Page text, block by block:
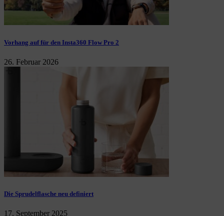
Vorhang auf für den Insta360 Flow Pro 2
26. Februar 2026
Die Sprudelflasche neu definiert
17. September 2025